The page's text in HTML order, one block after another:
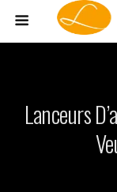
Lanceurs